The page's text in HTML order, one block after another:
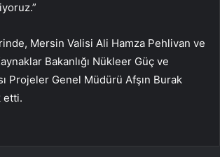
Mersin Valisi Ali Hamza Pehlivan ve
Bakanlığı Nükleer Güç ve
Projeler Genel Müdürü Afşın Burak
etti.